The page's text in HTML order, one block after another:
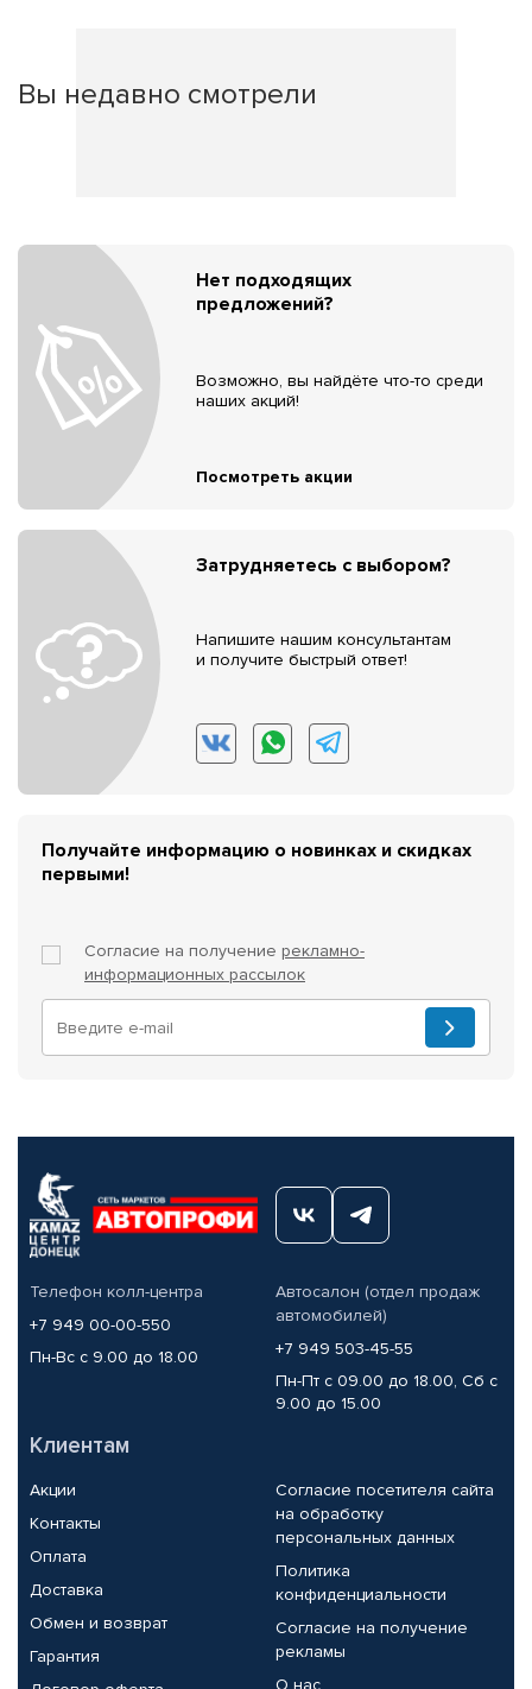
Вы недавно смотрели
Нет подходящих
предложений?
Возможно, вы найдёте что-то среди
наших акций!
Посмотреть акции
Затрудняетесь с выбором?
Напишите нашим консультантам
и получите быстрый ответ!
Получайте информацию о новинках и скидках
первыми!
Согласие на получение рекламно-
информационных рассылок
Телефон колл-центра
+7 949 00-00-550
Пн-Вс с 9.00 до 18.00
Автосалон (отдел продаж
автомобилей)
+7 949 503-45-55
Пн-Пт с 09.00 до 18.00, Сб с
9.00 до 15.00
Клиентам
Акции
Контакты
Оплата
Доставка
Обмен и возврат
Гарантия
Согласие посетителя сайта
на обработку
персональных данных
Политика
конфиденциальности
Согласие на получение
рекламы
О нас